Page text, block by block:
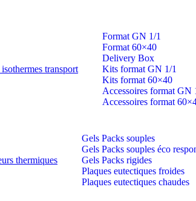
transport
Format GN 1/1
Format 60×40
Delivery Box
Kits format GN 1/1
Kits format 60×40
Accessoires format GN
Accessoires format
thermiques
Gels Packs souples
Gels Packs souples éco
Gels Packs rigides
Plaques eutectiques froides
Plaques eutectiques chaudes